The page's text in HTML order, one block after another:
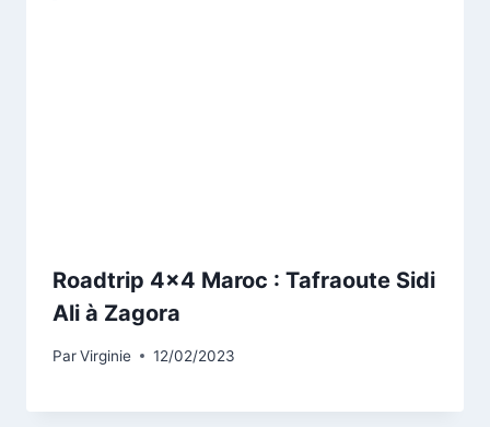
Roadtrip 4×4 Maroc : Tafraoute Sidi
Ali à Zagora
ParVirginie 12/02/2023